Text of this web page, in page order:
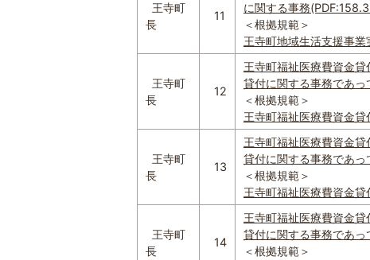
王寺町
長
11
に関する事務
＜根拠規範＞
王寺町地域生活支援事
王寺町
長
12
王寺町福祉医療費資金
貸付に関する事務であ
＜根拠規範＞
王寺町福祉医療費資金
王寺町
長
13
王寺町福祉医療費資金
貸付に関する事務であ
＜根拠規範＞
王寺町福祉医療費資金
王寺町
長
14
王寺町福祉医療費資金
貸付に関する事務であ
＜根拠規範＞